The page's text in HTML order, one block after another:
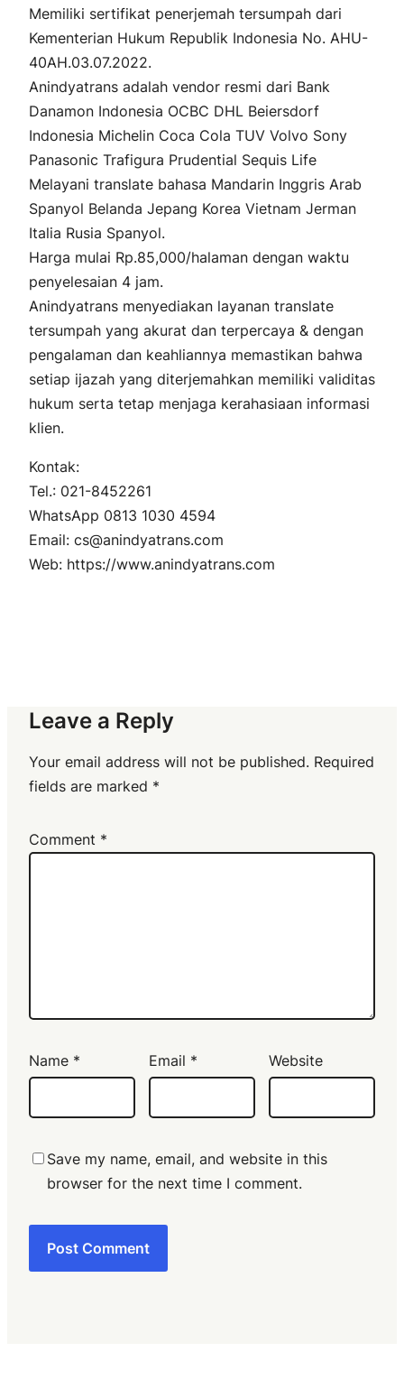
Memiliki sertifikat penerjemah tersumpah dari
Kementerian Hukum Republik Indonesia No. AHU-
40AH.03.07.2022.
Anindyatrans adalah vendor resmi dari Bank
Danamon Indonesia OCBC DHL Beiersdorf
Indonesia Michelin Coca Cola TUV Volvo Sony
Panasonic Trafigura Prudential Sequis Life
Melayani translate bahasa Mandarin Inggris Arab
Spanyol Belanda Jepang Korea Vietnam Jerman
Italia Rusia Spanyol.
Harga mulai Rp.85,000/halaman dengan waktu
penyelesaian 4 jam.
Anindyatrans menyediakan layanan translate
tersumpah yang akurat dan terpercaya & dengan
pengalaman dan keahliannya memastikan bahwa
setiap ijazah yang diterjemahkan memiliki validitas
hukum serta tetap menjaga kerahasiaan informasi
klien.
Kontak:
Tel.: 021-8452261
WhatsApp 0813 1030 4594
Email: cs@anindyatrans.com
Web: https://www.anindyatrans.com
Leave a Reply
Your email address will not be published. Required
fields are marked *
Comment *
Name * Email * Website
Save my name, email, and website in this
browser for the next time I comment.